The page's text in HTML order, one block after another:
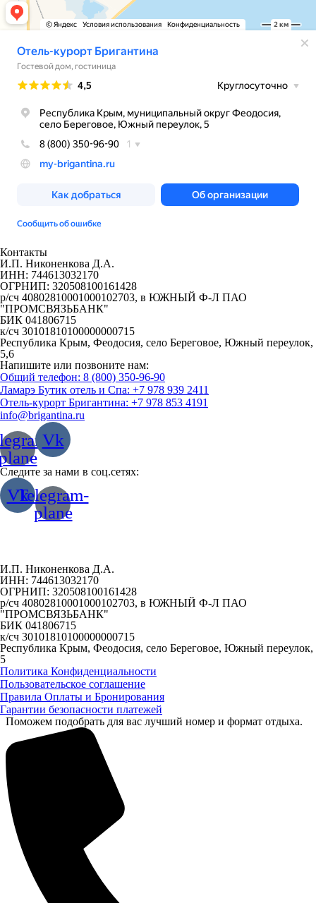
Контакты
И.П. Никоненкова Д.А.
ИНН: 744613032170
ОГРНИП: 320508100161428
р/сч 40802810001000102703, в ЮЖНЫЙ Ф-Л ПАО
"ПРОМСВЯЗЬБАНК"
БИК 041806715
к/сч 30101810100000000715
Республика Крым, Феодосия, село Береговое, Южный переулок,
5,6
Напишите или позвоните нам:
Общий телефон: 8 (800) 350-96-90
Ламарэ Бутик отель и Спа: +7 978 939 2411
Отель-курорт Бригантина: +7 978 853 4191
info@brigantina.ru
Vk
Следите за нами в соц.сетях:
VkTelegram-
plane
И.П. Никоненкова Д.А.
ИНН: 744613032170
ОГРНИП: 320508100161428
р/сч 40802810001000102703, в ЮЖНЫЙ Ф-Л ПАО
"ПРОМСВЯЗЬБАНК"
БИК 041806715
к/сч 30101810100000000715
Республика Крым, Феодосия, село Береговое, Южный переулок,
5
Политика Конфиденциальности
Пользовательское соглашение
Правила Оплаты и Бронирования
Гарантии безопасности платежей
Поможем подобрать для вас лучший номер и формат отдыха.